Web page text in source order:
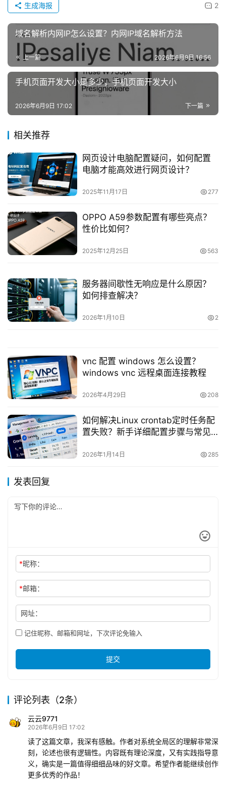
2
生成海报
域名解析内网IP怎么设置？内网IP域名解析方法
上一篇 2026年6月9日 16:56
手机页面开发大小是多少，手机页面开发大小
下一篇
2026年6月9日 17:02
相关推荐
网页设计电脑配置疑问，如何配置
电脑才能高效进行网页设计？
2025年11月17日 277
OPPO A59参数配置有哪些亮点？
性价比如何？
2025年12月25日 563
服务器间歇性无响应是什么原因？
如何排查解决？
2026年1月10日 2
vnc 配置 windows 怎么设置？
windows vnc 远程桌面连接教程
2026年4月29日 208
如何解决Linux crontab定时任务配
置失败？新手详细配置步骤与常见
2026年1月14日 285
发表回复
*昵称：
*邮箱：
网址：
记住昵称、邮箱和网址，下次评论免输入
提交
评论列表（2条）
云云9771
2026年6月9日 17:02
读了这篇文章，我深有感触。作者对系统全局区的理解非常深
刻，论述也很有逻辑性。内容既有理论深度，又有实践指导意
义，确实是一篇值得细细品味的好文章。希望作者能继续创作
更多优秀的作品！